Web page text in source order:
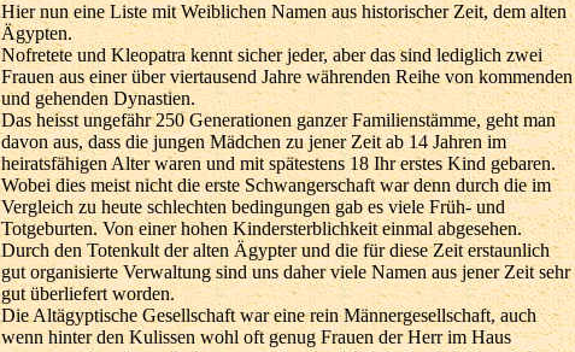
Hier nun eine Liste mit Weiblichen Namen aus historischer Zeit, dem alten
Ägypten.
Nofretete und Kleopatra kennt sicher jeder, aber das sind lediglich zwei
Frauen aus einer über viertausend Jahre währenden Reihe von kommenden
und gehenden Dynastien.
Das heisst ungefähr 250 Generationen ganzer Familienstämme, geht man
davon aus, dass die jungen Mädchen zu jener Zeit ab 14 Jahren im
heiratsfähigen Alter waren und mit spätestens 18 Ihr erstes Kind gebaren.
Wobei dies meist nicht die erste Schwangerschaft war denn durch die im
Vergleich zu heute schlechten bedingungen gab es viele Früh- und
Totgeburten. Von einer hohen Kindersterblichkeit einmal abgesehen.
Durch den Totenkult der alten Ägypter und die für diese Zeit erstaunlich
gut organisierte Verwaltung sind uns daher viele Namen aus jener Zeit sehr
gut überliefert worden.
Die Altägyptische Gesellschaft war eine rein Männergesellschaft, auch
wenn hinter den Kulissen wohl oft genug Frauen der Herr im Haus